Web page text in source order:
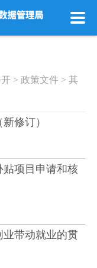
> 政策文件 > 其
修订）
贴项目申请和核
带动就业的贯